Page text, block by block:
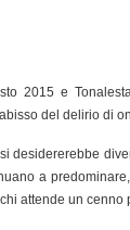
2015 e
del delirio di
desidererebbe
a
attende un cenno